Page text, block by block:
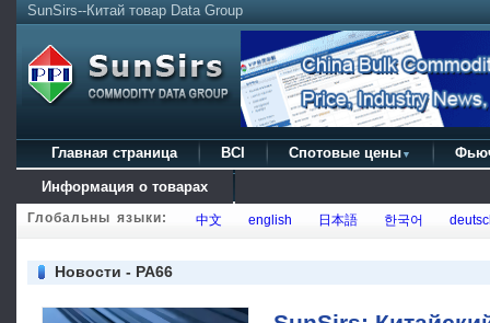
SunSirs--Китай товар Data Group
Главная страница BCI Спотовые цены ▼
Информация о товарах
Глобальны языки: 中文 english 日本語 한국어
Новости - PA66